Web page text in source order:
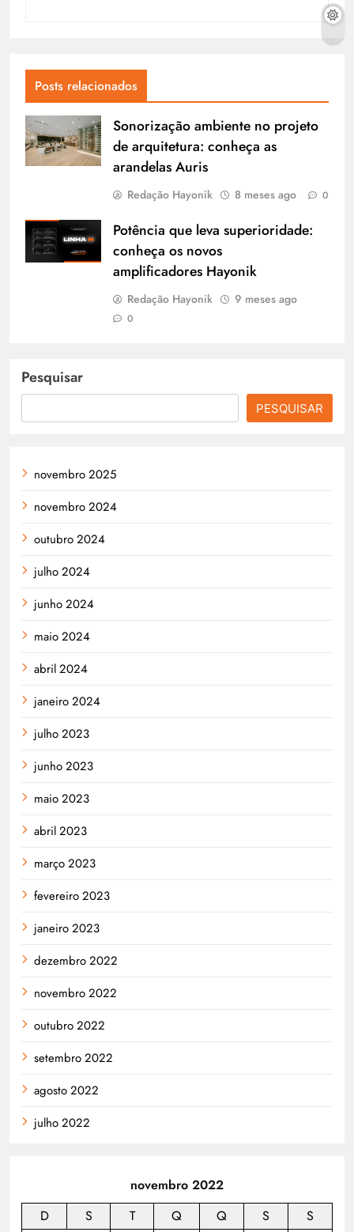
Posts relacionados
Sonorização ambiente no projeto
de arquitetura: conheça as
arandelas Auris
Redação Hayonik 8 meses ago 0
Potência que leva superioridade:
conheça os novos
amplificadores Hayonik
Redação Hayonik 9 meses ago
0
Pesquisar
PESQUISAR
novembro 2025
novembro 2024
outubro 2024
julho 2024
junho 2024
maio 2024
abril 2024
janeiro 2024
julho 2023
junho 2023
maio 2023
abril 2023
março 2023
fevereiro 2023
janeiro 2023
dezembro 2022
novembro 2022
outubro 2022
setembro 2022
agosto 2022
julho 2022
novembro 2022
D
S T Q Q S
S